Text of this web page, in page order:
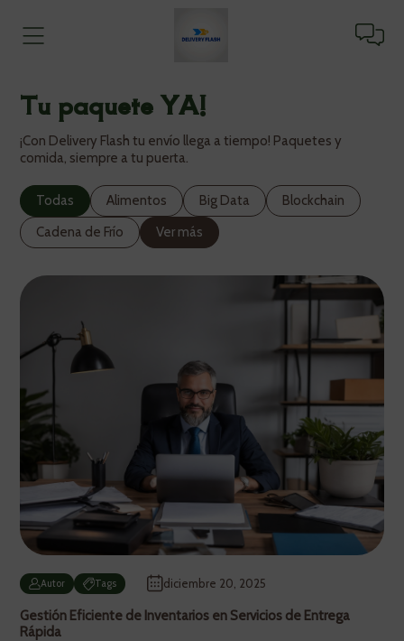
Tu paquete YA!
¡Con Delivery Flash tu envío llega a tiempo! Paquetes y
comida, siempre a tu puerta.
Todas Alimentos Big Data
Blockchain
Cadena de Frío
Ver más
Autor Tags diciembre 20, 2025
Gestión Eficiente de Inventarios en Servicios de Entrega
Rápida